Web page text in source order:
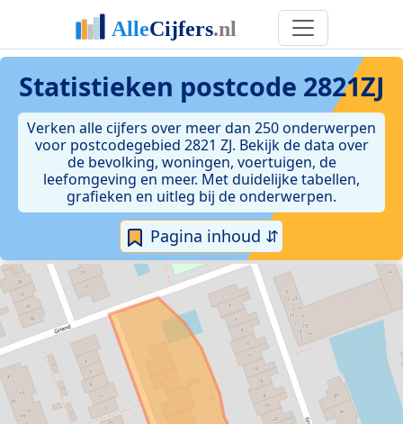
Statistieken postcode 2821ZJ
Verken alle cijfers over meer dan 250 onderwerpen
voor postcodegebied 2821 ZJ. Bekijk de data over
de bevolking, woningen, voertuigen, de
leefomgeving en meer. Met duidelijke tabellen,
grafieken en uitleg bij de onderwerpen.
Pagina inhoud ⇵